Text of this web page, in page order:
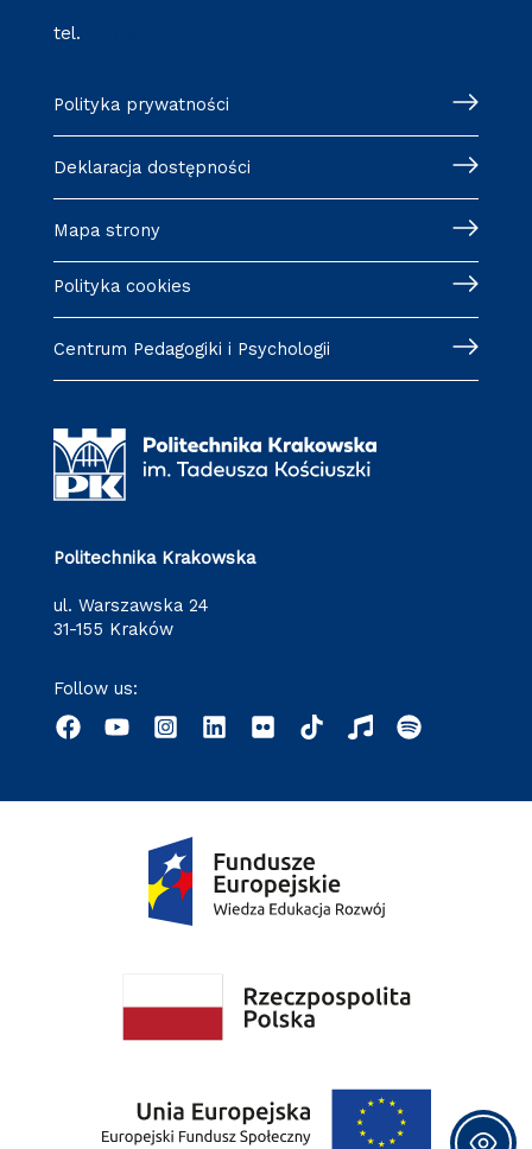
tel.
Polityka prywatności
Deklaracja dostępności
Mapa strony
Polityka cookies
Centrum Pedagogiki i Psychologii
Politechnika Krakowska
ul. Warszawska 24
31-155 Kraków
Follow us: